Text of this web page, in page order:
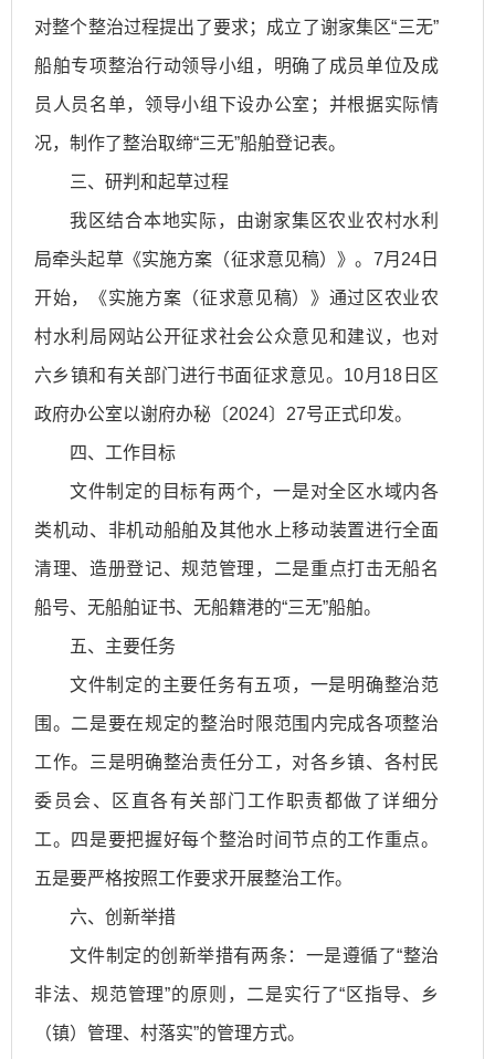
对整个整治过程提出了要求；成立了谢家集区“三无”
船舶专项整治行动领导小组，明确了成员单位及成
员人员名单，领导小组下设办公室；并根据实际情
况，制作了整治取缔“三无”船舶登记表。
三、研判和起草过程
我区结合本地实际，由谢家集区农业农村水利
局牵头起草《实施方案（征求意见稿）》。7月24日
开始，《实施方案（征求意见稿）》通过区农业农
村水利局网站公开征求社会公众意见和建议，也对
六乡镇和有关部门进行书面征求意见。10月18日区
政府办公室以谢府办秘〔2024〕27号正式印发。
四、工作目标
文件制定的目标有两个，一是对全区水域内各
类机动、非机动船舶及其他水上移动装置进行全面
清理、造册登记、规范管理，二是重点打击无船名
船号、无船舶证书、无船籍港的“三无”船舶。
五、主要任务
文件制定的主要任务有五项，一是明确整治范
围。二是要在规定的整治时限范围内完成各项整治
工作。三是明确整治责任分工，对各乡镇、各村民
委员会、区直各有关部门工作职责都做了详细分
工。四是要把握好每个整治时间节点的工作重点。
五是要严格按照工作要求开展整治工作。
六、创新举措
文件制定的创新举措有两条：一是遵循了“整治
非法、规范管理”的原则，二是实行了“区指导、乡
（镇）管理、村落实”的管理方式。